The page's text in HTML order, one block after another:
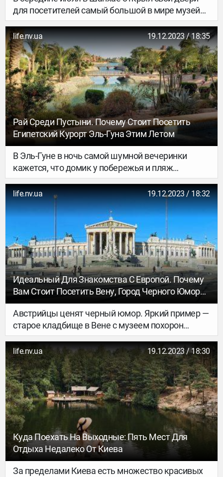
для посетителей самый большой в мире музей
астрономии. НВ рассказывает, почему там стоит
побывать.
life.nv.ua 19.12.2023 / 18:35
Рай Среди Пустыни. Почему Стоит Посетить
Египетский Курорт Эль-Гуна Этим Летом
В Эль-Гуне в ночь самой шумной вечеринки
кажется, что домик у побережья и пляж
принадлежат только вам. Это небольшой
курортный город на Красном море, где
практикуют все виды водного спорта, какие
только изобрело человечество, делают вино
и даже проводят свой кинофестиваль.
life.nv.ua 19.12.2023 / 18:32
Идеальный Для Знакомства С Европой. Почему
Вам Стоит Посетить Вену, Город Черного Юмора
И Жизненных Наслаждений
Австрийцы ценят черный юмор. Яркий пример —
старое кладбище в Вене с музеем похорон
и магазинчиком, где продаются тематический
мерч с лозунгами Я не мертв, я только сплю,
брелоки с крошечными гробами и даже мед,
собранный пчелами на этом кладбище.
life.nv.ua 19.12.2023 / 18:30
Куда Поехать На Выходные: Пять Мест Для
Отдыха Недалеко От Киева
За пределами Киева есть множество красивых